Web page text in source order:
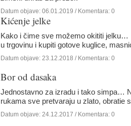
Datum objave: 06.01.2019 / Komentara: 0
Kićenje jelke
Kako i čime sve možemo okititi jelku…
u trgovinu i kupiti gotove kuglice,
Datum objave: 23.12.2018 / Komentara: 0
Bor od dasaka
Jednostavno za izradu i tako simpa…
rukama sve pretvaraju u zlato, obratie
Datum objave: 24.12.2017 / Komentara: 0